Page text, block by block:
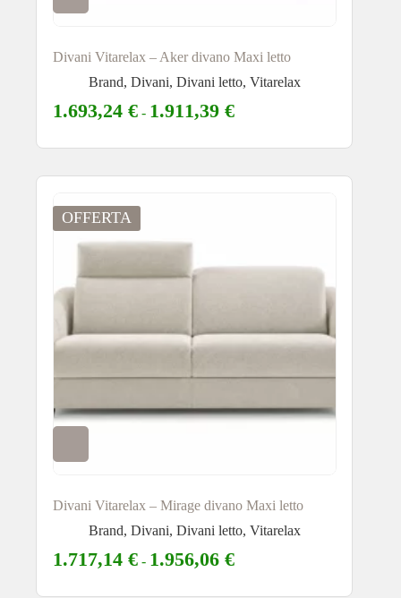
Divani Vitarelax – Aker divano Maxi letto
Brand, Divani, Divani letto, Vitarelax
1.693,24 € - 1.911,39 €
OFFERTA
Divani Vitarelax – Mirage divano Maxi letto
Brand, Divani, Divani letto, Vitarelax
1.717,14 € - 1.956,06 €